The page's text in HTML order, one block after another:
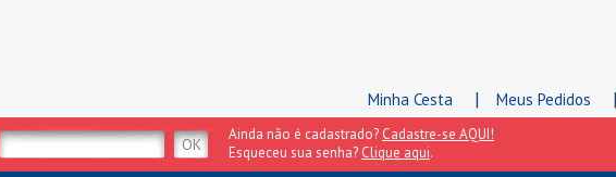
Minha Cesta | Meus Pedidos |
Ainda não é cadastrado? Cadastre-se AQUI!
Esqueceu sua senha? Clique aqui.